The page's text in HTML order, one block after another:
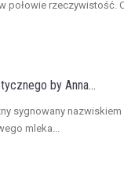
połowie rzeczywistość.
by Anna...
sygnowany
mleka...